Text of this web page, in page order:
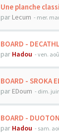
Une planche
par Lecum - mer.
BOARD -
par Hadou - ven.
BOARD - SROKA
par EDoum - dim.
BOARD -
par Hadou - sam.